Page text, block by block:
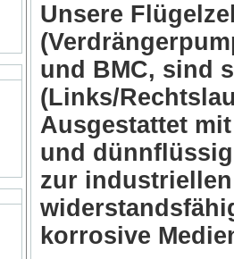
Unsere
und BMC, sind
(Links/
Ausgestattet
und
zur
korrosive